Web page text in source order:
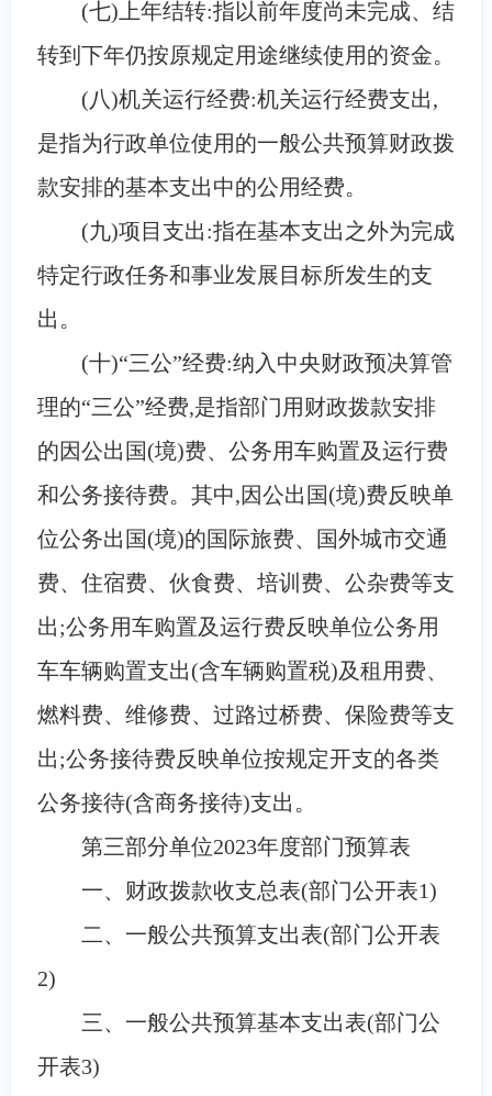
(七)上年结转:指以前年度尚未完成、结
转到下年仍按原规定用途继续使用的资金。
(八)机关运行经费:机关运行经费支出,
是指为行政单位使用的一般公共预算财政拨
款安排的基本支出中的公用经费。
(九)项目支出:指在基本支出之外为完成
特定行政任务和事业发展目标所发生的支
出。
(十)“三公”经费:纳入中央财政预决算管
理的“三公”经费,是指部门用财政拨款安排
的因公出国(境)费、公务用车购置及运行费
和公务接待费。其中,因公出国(境)费反映单
位公务出国(境)的国际旅费、国外城市交通
费、住宿费、伙食费、培训费、公杂费等支
出;公务用车购置及运行费反映单位公务用
车车辆购置支出(含车辆购置税)及租用费、
燃料费、维修费、过路过桥费、保险费等支
出;公务接待费反映单位按规定开支的各类
公务接待(含商务接待)支出。
第三部分单位2023年度部门预算表
一、财政拨款收支总表(部门公开表1)
二、 一般公共预算支出表(部门公开表
2)
三、 一般公共预算基本支出表(部门公
开表3)